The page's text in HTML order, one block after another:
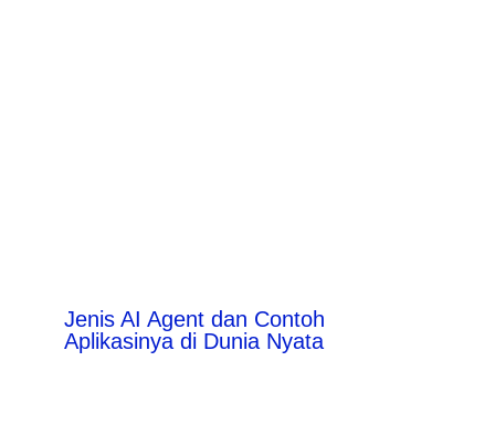
Jenis AI Agent dan Contoh
Aplikasinya di Dunia Nyata